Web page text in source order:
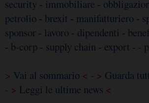
security - immobiliare -
petrolio - brexit - manifatturiero -
sponsor - lavoro - dipendenti -
- b-corp - supply chain - export - -
> Vai al sommario < - > Guarda
- > Leggi le ultime news <